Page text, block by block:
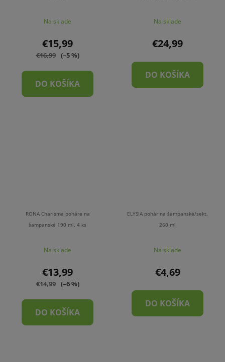
Na sklade
€15,99
€16,99 (–5 %)
DO KOŠÍKA
Na sklade
€24,99
DO KOŠÍKA
RONA Charisma poháre na
šampanské 190 ml, 4 ks
Na sklade
€13,99
€14,99 (–6 %)
DO KOŠÍKA
ELYSIA pohár na šampanské/sekt,
260 ml
Na sklade
€4,69
DO KOŠÍKA